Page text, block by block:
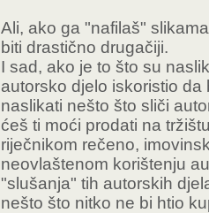
Ali, ako ga "nafilaš"
biti drastično drugačiji.
I sad, ako je to što su
autorsko djelo iskoristio da
naslikati nešto što sliči
ćeš ti moći prodati na
riječnikom rečeno,
neovlaštenom korištenju
"slušanja" tih autorskih
nešto što nitko ne bi htio